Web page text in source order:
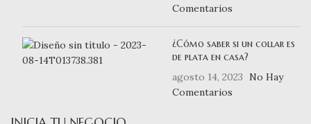
Comentarios
¿Cómo saber si un collar es
de plata en casa?
agosto 14, 2023
No Hay
Comentarios